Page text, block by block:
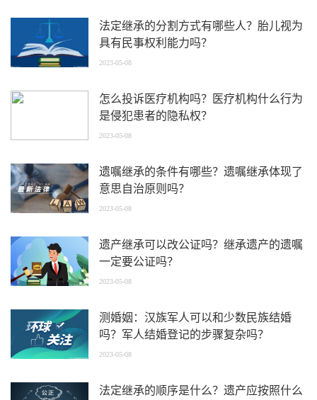
法定继承的分割方式有哪些人？胎儿视为
具有民事权利能力吗？
2023-05-08
怎么投诉医疗机构吗？医疗机构什么行为
是侵犯患者的隐私权？
2023-05-08
遗嘱继承的条件有哪些？遗嘱继承体现了
意思自治原则吗？
2023-05-08
遗产继承可以改公证吗？继承遗产的遗嘱
一定要公证吗？
2023-05-08
测婚姻：汉族军人可以和少数民族结婚
吗？军人结婚登记的步骤复杂吗？
2023-05-08
法定继承的顺序是什么？遗产应按照什么